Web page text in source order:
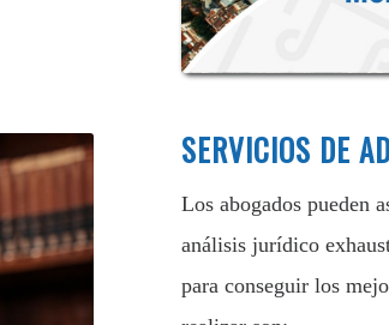
SERVICIOS DE
Los abogados pueden
análisis jurídico
para conseguir los